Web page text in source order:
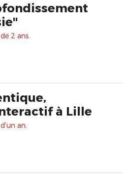
2 ans.
à Lille
an.